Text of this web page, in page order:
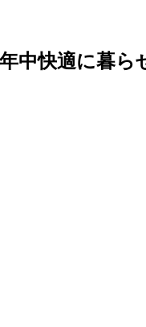
中快適に暮ら